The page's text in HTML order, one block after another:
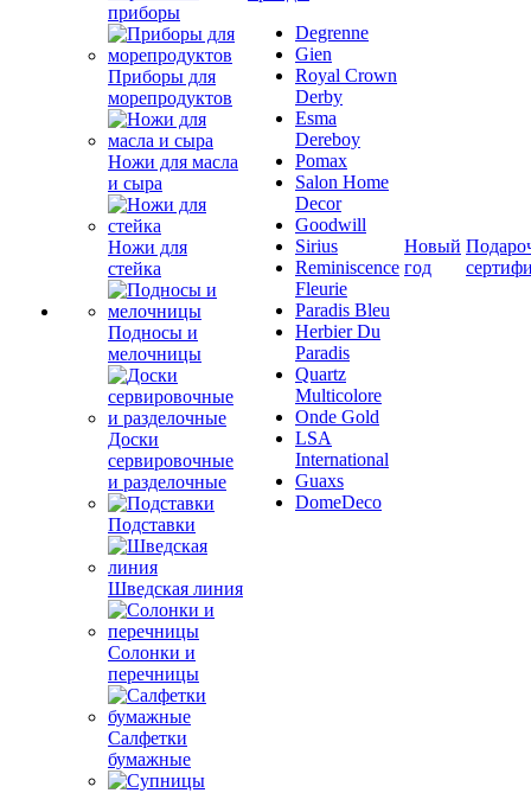
приборы
Приборы для
морепродуктов
Ножи для масла
и сыра
Ножи для
стейка
Подносы и
мелочницы
Доски
сервировочные
и разделочные
Подставки
Шведская линия
Солонки и
перечницы
Салфетки
бумажные
Degrenne
Gien
Royal Crown
Derby
Esma
Dereboy
Pomax
Salon Home
Decor
Goodwill
Sirius
Reminiscence
Fleurie
Paradis Bleu
Herbier Du
Paradis
Quartz
Multicolore
Onde Gold
LSA
International
Guaxs
DomeDeco
Новый
год